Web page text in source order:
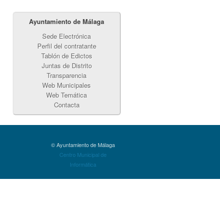
Ayuntamiento de Málaga
Sede Electrónica
Perfil del contratante
Tablón de Edictos
Juntas de Distrito
Transparencia
Web Municipales
Web Temática
Contacta
© Ayuntamiento de Málaga
Centro Municipal de
Informática